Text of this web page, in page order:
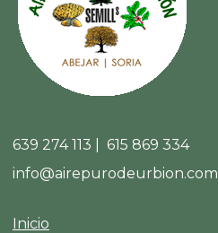
639 274 113 | 615 869 334
info@airepurodeurbion.com
Inicio